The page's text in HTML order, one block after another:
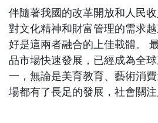
伴隨著我國的改革開放和人民
對文化精神和財富管理的需求
好是這兩者融合的上佳載體。
品市場快速發展，已經成為全
一，無論是美育教育、藝術消
場都有了長足的發展，社會關注